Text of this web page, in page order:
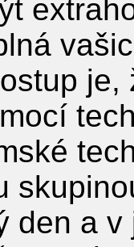
je,
den a